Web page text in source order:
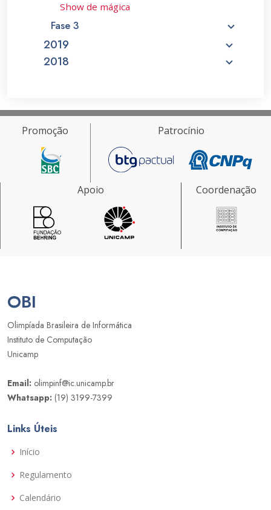
Show de mágica
Fase 3
2019
2018
Promoção Patrocínio
Apoio Coordenação
OBI
Olimpíada Brasileira de Informática
Instituto de Computação
Unicamp
Email: olimpinf@ic.unicamp.br
Whatsapp: (19) 3199-7399
Links Úteis
Início
Regulamento
Calendário